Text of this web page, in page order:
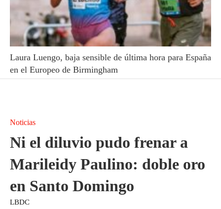
Laura Luengo, baja sensible de última hora para España
en el Europeo de Birmingham